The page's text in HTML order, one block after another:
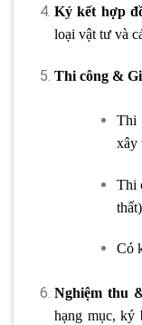
Ký kết hợp
loại vật tư và
Thi công &
Thi
xây
Thi
Có
Nghiệm thu
hạng mục, ký